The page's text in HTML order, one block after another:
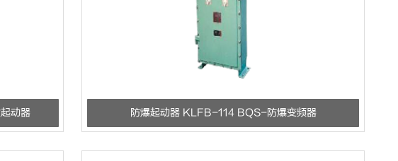
动器 防爆起动器 KLFB-114 BQS-防爆变频器